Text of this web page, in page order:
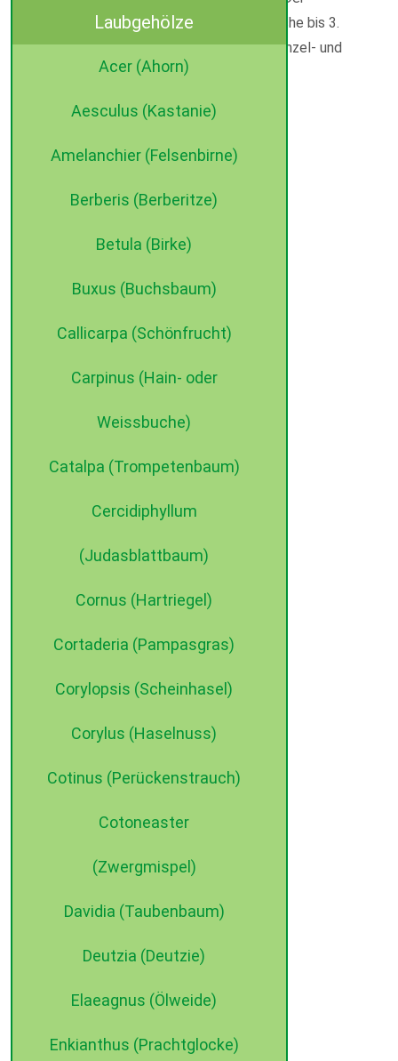
Blütezeitpunkt liegt zwischen der 4. Maiwoche bis 3.
Juniwoche. Bestens geeignet als Gerüst-, Einzel- und
Gruppenpflanzung.
Laubgehölze
Acer (Ahorn)
Aesculus (Kastanie)
Amelanchier (Felsenbirne)
Berberis (Berberitze)
Betula (Birke)
Buxus (Buchsbaum)
Callicarpa (Schönfrucht)
Carpinus (Hain- oder
Weissbuche)
Catalpa (Trompetenbaum)
Cercidiphyllum
(Judasblattbaum)
Cornus (Hartriegel)
Cortaderia (Pampasgras)
Corylopsis (Scheinhasel)
Corylus (Haselnuss)
Cotinus (Perückenstrauch)
Cotoneaster
(Zwergmispel)
Davidia (Taubenbaum)
Deutzia (Deutzie)
Elaeagnus (Ölweide)
Enkianthus (Prachtglocke)